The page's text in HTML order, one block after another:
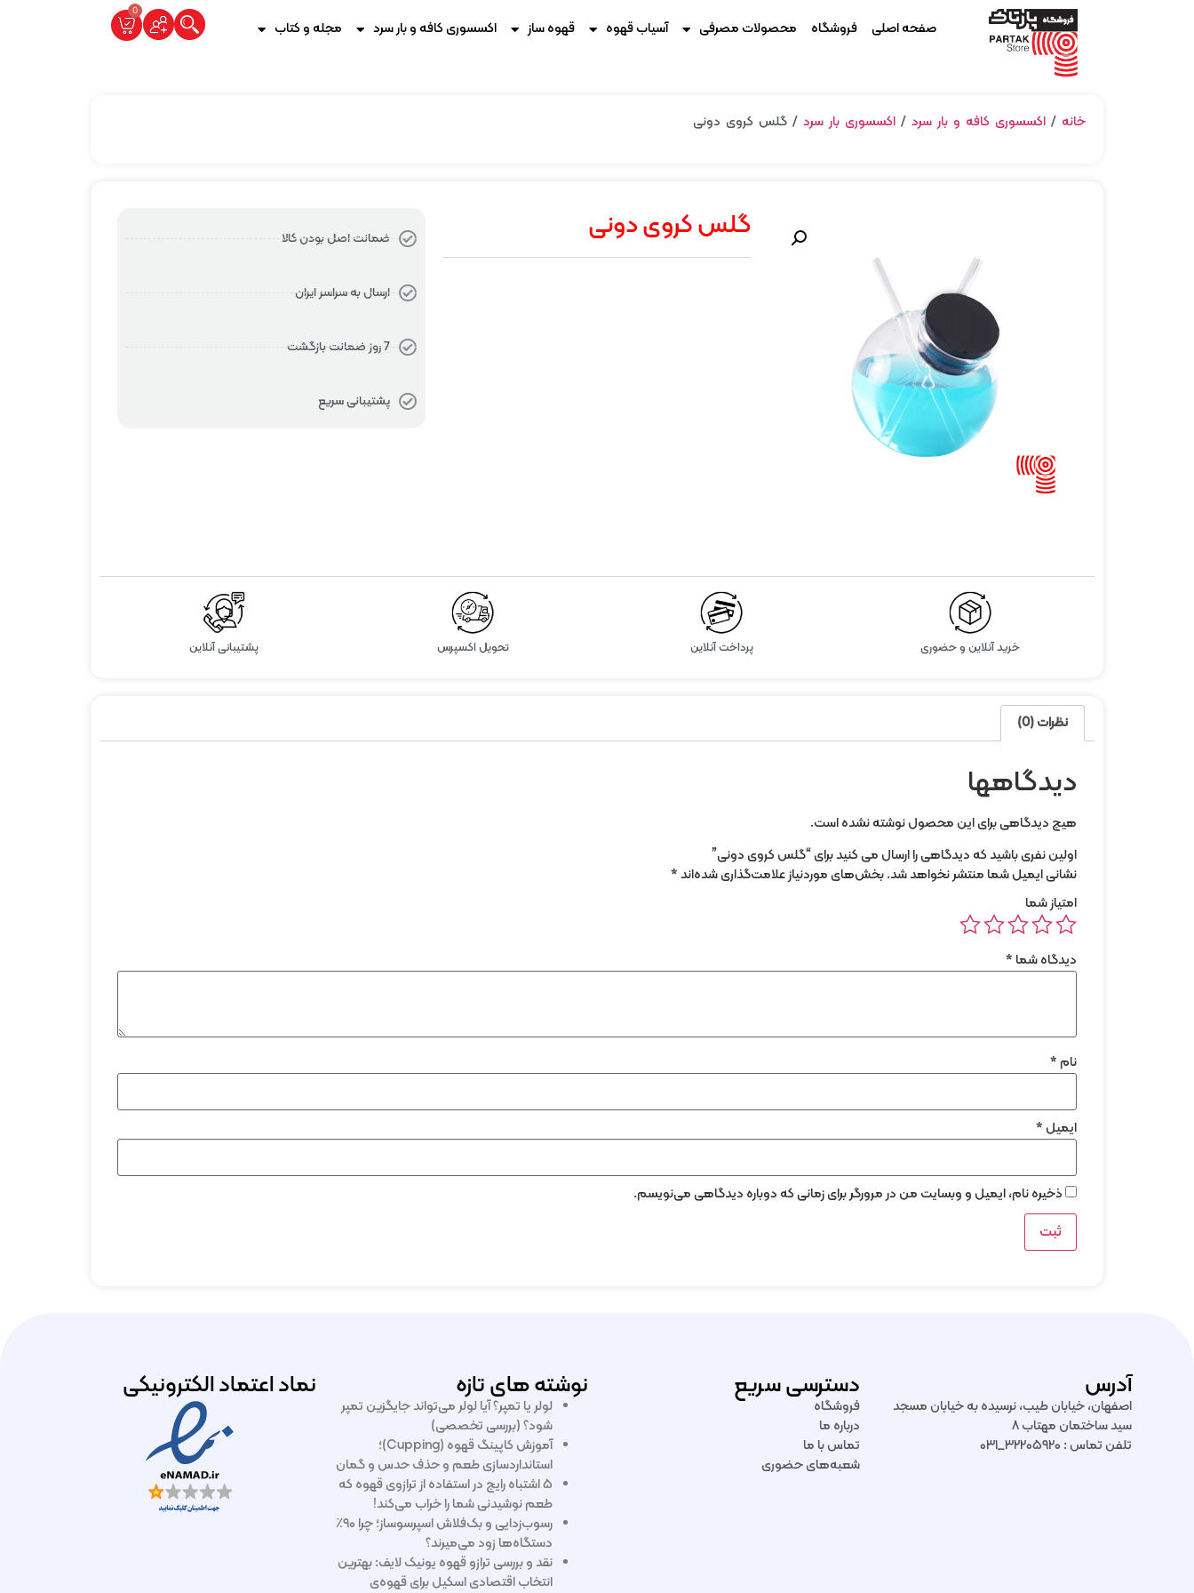
صفحه اصلی فروشگاه محصولات مصرفی آسیاب قهوه قهوه ساز اکسسوری کافه و بار سرد مجله و کتاب
0
خانه / اکسسوری کافه و بار سرد / اکسسوری بار سرد / گلس کروی دونی
گلس کروی دونی ضمانت اصل بودن کالا
ارسال به سراسر ایران
7 روز ضمانت بازگشت
پشتیبانی سریع
خرید آنلاین و حضوری پرداخت آنلاین تحویل اکسپرس پشتیبانی آنلاین
نظرات (0)
دیدگاهها
هیچ دیدگاهی برای این محصول نوشته نشده است.
اولین نفری باشید که دیدگاهی را ارسال می کنید برای “گلس کروی دونی”
نشانی ایمیل شما منتشر نخواهد شد.بخش‌های موردنیاز علامت‌گذاری شده‌اند*
امتیاز شما
دیدگاه شما *
نام *
ایمیل *
ذخیره نام، ایمیل و وبسایت من در مرورگر برای زمانی که دوباره دیدگاهی می‌نویسم.
آدرس
اصفهان، خیابان طیب، نرسیده به خیابان مسجد
سید ساختمان مهتاب ۸
تلفن تماس : ۳۲۲۰۵۹۲۰_۰۳۱
دسترسی سریع
فروشگاه
درباره ما
تماس با ما
شعبه‌های حضوری
نوشته های تازه
لولر یا تمپر؟ آیا لولر می‌تواند جایگزین تمپر
شود؟ (بررسی تخصصی)
آموزش کاپینگ قهوه (Cupping)؛
استانداردسازی طعم و حذف حدس و گمان
۵ اشتباه رایج در استفاده از ترازوی قهوه که
طعم نوشیدنی شما را خراب می‌کند!
رسوب‌زدایی و بک‌فلاش اسپرسوساز؛ چرا ۹۰٪
دستگاه‌ها زود می‌میرند؟
نقد و بررسی ترازو قهوه یونیک لایف: بهترین
انتخاب اقتصادی اسکیل برای قهوه‌ی
نماد اعتماد الکترونیکی